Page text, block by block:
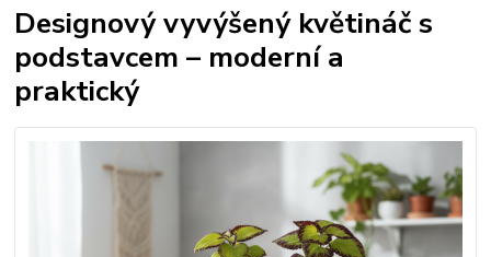
Designový vyvýšený květináč s
podstavcem – moderní a
praktický